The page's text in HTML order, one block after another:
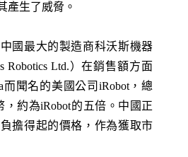
產生了威脅。
國最大的製造商科沃斯機器
Robotics Ltd.）在銷售額方面
而聞名的美國公司iRobot，總
，約為iRobot的五倍。中國正
擔得起的價格，作為獲取市